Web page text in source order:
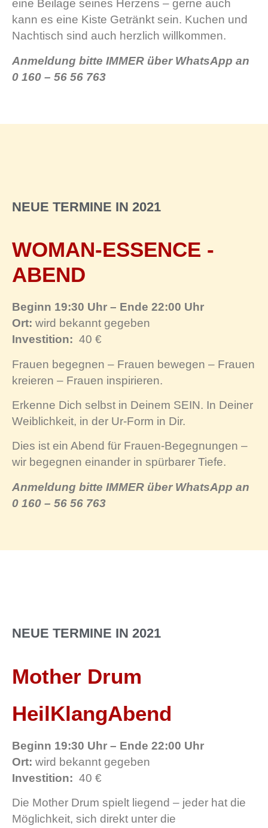
eine Beilage seines Herzens – gerne auch
kann es eine Kiste Getränkt sein. Kuchen und
Nachtisch sind auch herzlich willkommen.
Anmeldung bitte IMMER über WhatsApp an
0 160 – 56 56 763
NEUE TERMINE IN 2021
WOMAN-ESSENCE -
ABEND
Beginn 19:30 Uhr – Ende 22:00 Uhr
Ort: wird bekannt gegeben
Investition: 40 €
Frauen begegnen – Frauen bewegen – Frauen
kreieren – Frauen inspirieren.
Erkenne Dich selbst in Deinem SEIN. In Deiner
Weiblichkeit, in der Ur-Form in Dir.
Dies ist ein Abend für Frauen-Begegnungen –
wir begegnen einander in spürbarer Tiefe.
Anmeldung bitte IMMER über WhatsApp an
0 160 – 56 56 763
NEUE TERMINE IN 2021
Mother Drum
HeilKlangAbend
Beginn 19:30 Uhr – Ende 22:00 Uhr
Ort: wird bekannt gegeben
Investition: 40 €
Die Mother Drum spielt liegend – jeder hat die
Möglichkeit, sich direkt unter die